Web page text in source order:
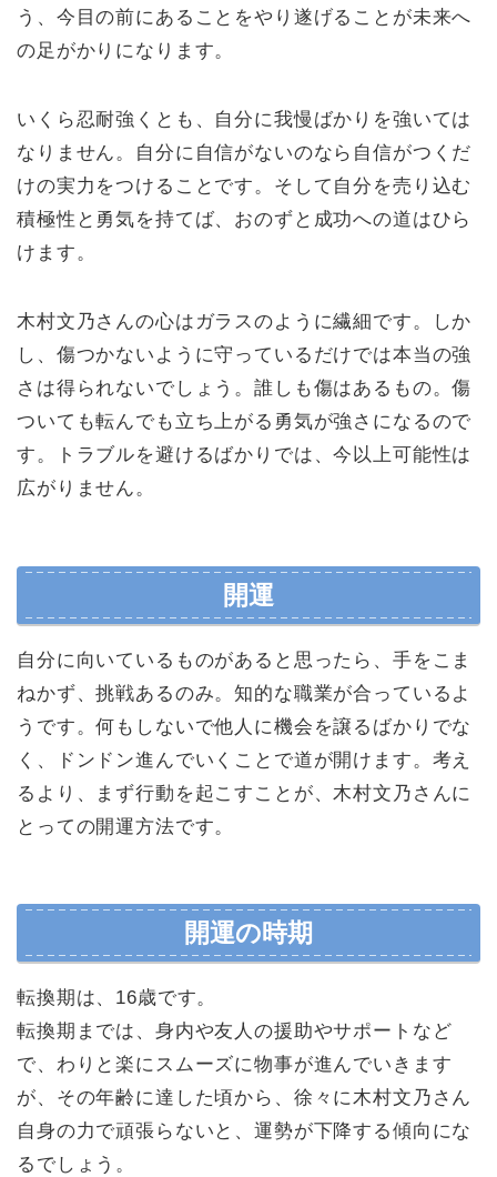
う、今目の前にあることをやり遂げることが未来へ
の足がかりになります。
いくら忍耐強くとも、自分に我慢ばかりを強いては
なりません。自分に自信がないのなら自信がつくだ
けの実力をつけることです。そして自分を売り込む
積極性と勇気を持てば、おのずと成功への道はひら
けます。
木村文乃さんの心はガラスのように繊細です。しか
し、傷つかないように守っているだけでは本当の強
さは得られないでしょう。誰しも傷はあるもの。傷
ついても転んでも立ち上がる勇気が強さになるので
す。トラブルを避けるばかりでは、今以上可能性は
広がりません。
開運
自分に向いているものがあると思ったら、手をこま
ねかず、挑戦あるのみ。知的な職業が合っているよ
うです。何もしないで他人に機会を譲るばかりでな
く、ドンドン進んでいくことで道が開けます。考え
るより、まず行動を起こすことが、木村文乃さんに
とっての開運方法です。
開運の時期
転換期は、16歳です。
転換期までは、身内や友人の援助やサポートなど
で、わりと楽にスムーズに物事が進んでいきます
が、その年齢に達した頃から、徐々に木村文乃さん
自身の力で頑張らないと、運勢が下降する傾向にな
るでしょう。